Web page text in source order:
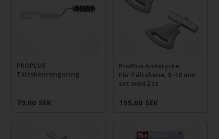
PROPLUS
Tältskenrengöring
79,00 SEK
ProPlus Ändstycke
För Tältskena, 8 -10 mm.
set med 2 st
155,00 SEK